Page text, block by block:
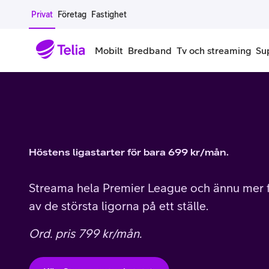
Gå till sidans innehåll
Privat Företag Fastighet
Mobilt
Samsung Galaxy
Google Pixel
Alla mobiltelefoner
Begagnade mobiltelefoner
Extra
Bredband Tv och streaming
Höstens ligastarter för bara 699 kr/mån.
Streama hela Premier League och ännu
av de största ligorna på ett ställe.
Ord. pris 799 kr/mån.